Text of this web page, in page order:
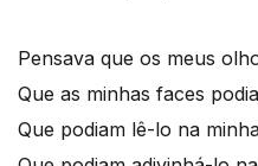
Pensava que os meus
Que as minhas faces
Que podiam lê-lo na